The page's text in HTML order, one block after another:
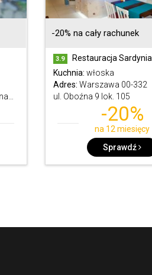
-20% na cały rachunek
3.9
Restauracja Sardynia
Kuchnia: włoska
Adres: Warszawa 00-332
ul. Oboźna 9 lok. 105
-20%
na 12 miesięcy
Sprawdź